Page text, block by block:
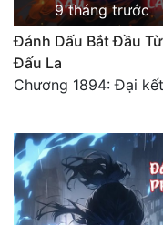
9 tháng trước
Đánh Dấu Bắt Đầu Từ
Đấu La